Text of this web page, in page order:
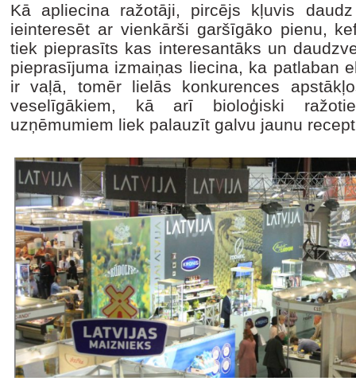
Kā apliecina ražotāji, pircējs kļuvis
ieinteresēt ar vienkārši garšīgāko pienu,
tiek pieprasīts kas interesantāks un
pieprasījuma izmaiņas liecina, ka patlaban
ir vaļā, tomēr lielās konkurences
veselīgākiem, kā arī bioloģiski
uzņēmumiem liek palauzīt galvu jaunu